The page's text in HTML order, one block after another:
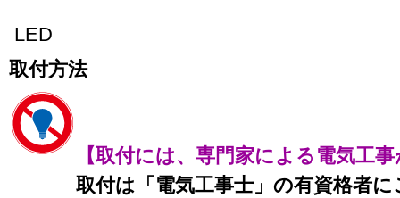
LED
取付方法
【取付には、専門家による電気工
取付は「電気工事士」の有資格者